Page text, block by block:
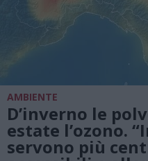
AMBIENTE
D’inverno le
estate l’ozono.
servono più